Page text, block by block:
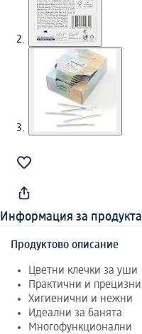
Информация за продукта
Продуктово описание
Цветни клечки за уши
Практични и прецизни
Хигиенични и нежни
Идеални за банята
Многофункционални